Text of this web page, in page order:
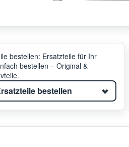
bestellen: Ersatzteile für Ihr
bestellen – Original &
bestellen